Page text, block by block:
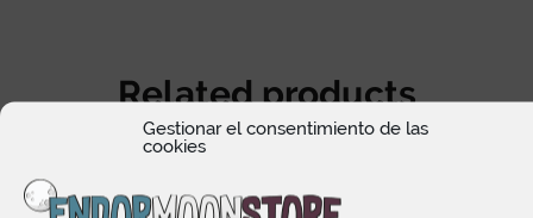
Gestionar el consentimiento de las
cookies
Related products